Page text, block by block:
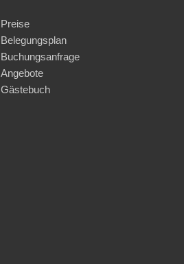
Preise
Belegungsplan
Buchungsanfrage
Angebote
Gästebuch